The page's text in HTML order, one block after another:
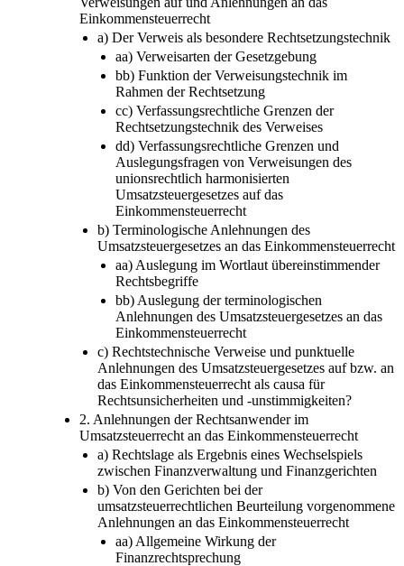
Einkommensteuerrecht
a) Der Verweis als besondere Rechtsetzungstechnik
aa) Verweisarten der Gesetzgebung
bb) Funktion der Verweisungstechnik im
Rahmen der Rechtsetzung
cc) Verfassungsrechtliche Grenzen der
Rechtsetzungstechnik des Verweises
dd) Verfassungsrechtliche Grenzen und
Auslegungsfragen von Verweisungen des
unionsrechtlich harmonisierten
Umsatzsteuergesetzes auf das
Einkommensteuerrecht
b) Terminologische Anlehnungen des
Umsatzsteuergesetzes an das Einkommensteuerrecht
aa) Auslegung im Wortlaut übereinstimmender
Rechtsbegriffe
bb) Auslegung der terminologischen
Anlehnungen des Umsatzsteuergesetzes an das
Einkommensteuerrecht
c) Rechtstechnische Verweise und punktuelle
Anlehnungen des Umsatzsteuergesetzes auf bzw. an
das Einkommensteuerrecht als causa für
Rechtsunsicherheiten und -unstimmigkeiten?
2. Anlehnungen der Rechtsanwender im
Umsatzsteuerrecht an das Einkommensteuerrecht
a) Rechtslage als Ergebnis eines Wechselspiels
zwischen Finanzverwaltung und Finanzgerichten
b) Von den Gerichten bei der
umsatzsteuerrechtlichen Beurteilung vorgenommene
Anlehnungen an das Einkommensteuerrecht
aa) Allgemeine Wirkung der
Finanzrechtsprechung